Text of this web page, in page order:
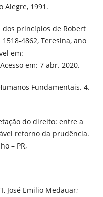
Alegre, 1991.
dos princípios de Robert
4862, Teresina, ano
em:
em: 7 abr. 2020.
Fundamentais. 4.
do direito: entre a
retorno da prudência.
– PR,
José Emilio Medauar;